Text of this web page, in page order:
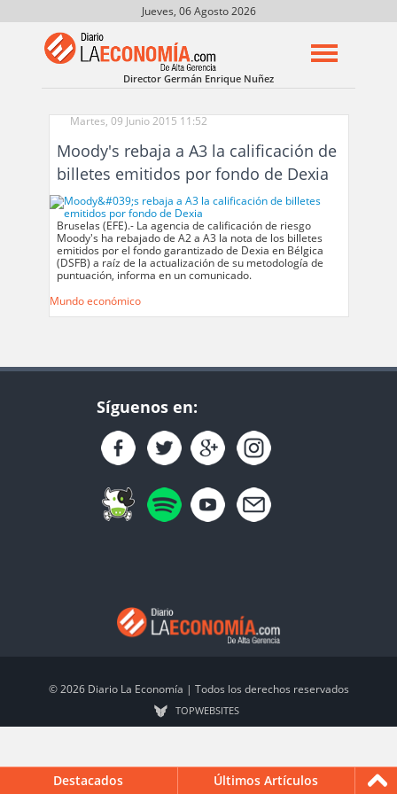
Jueves, 06 Agosto 2026
Director Germán Enrique Nuñez
Martes, 09 Junio 2015 11:52
Moody's rebaja a A3 la calificación de
billetes emitidos por fondo de Dexia
Bruselas (EFE).- La agencia de calificación de riesgo
Moody's ha rebajado de A2 a A3 la nota de los billetes
emitidos por el fondo garantizado de Dexia en Bélgica
(DSFB) a raíz de la actualización de su metodología de
puntuación, informa en un comunicado.
Mundo económico
Síguenos en:
© 2026 Diario La Economía | Todos los derechos reservados
TOPWEBSITES
Destacados Últimos Artículos